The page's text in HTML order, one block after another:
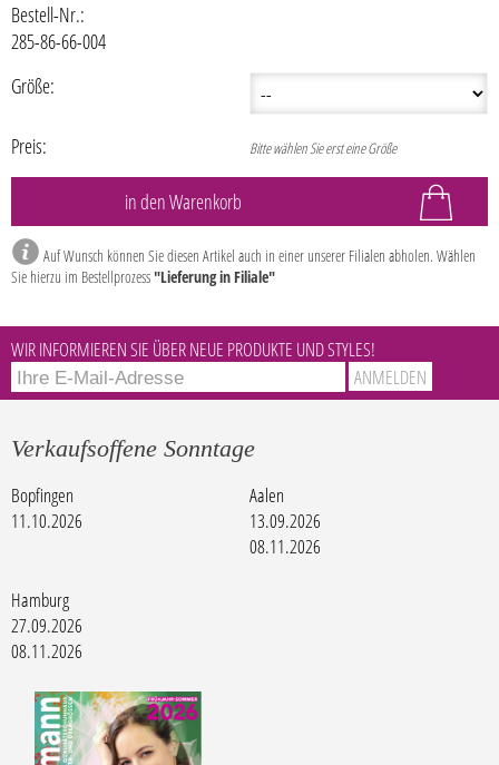
Bestell-Nr.:
285-86-66-004
Größe:
Preis: Bitte wählen Sie erst eine Größe
Auf Wunsch können Sie diesen Artikel auch in einer unserer Filialen abholen. Wählen
Sie hierzu im Bestellprozess"Lieferung in Filiale"
WIR INFORMIEREN SIE ÜBER NEUE PRODUKTE UND STYLES!
Verkaufsoffene Sonntage
Bopfingen
11.10.2026
Aalen
13.09.2026
08.11.2026
Hamburg
27.09.2026
08.11.2026